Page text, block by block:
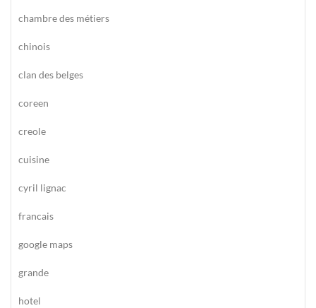
chambre des métiers
chinois
clan des belges
coreen
creole
cuisine
cyril lignac
francais
google maps
grande
hotel